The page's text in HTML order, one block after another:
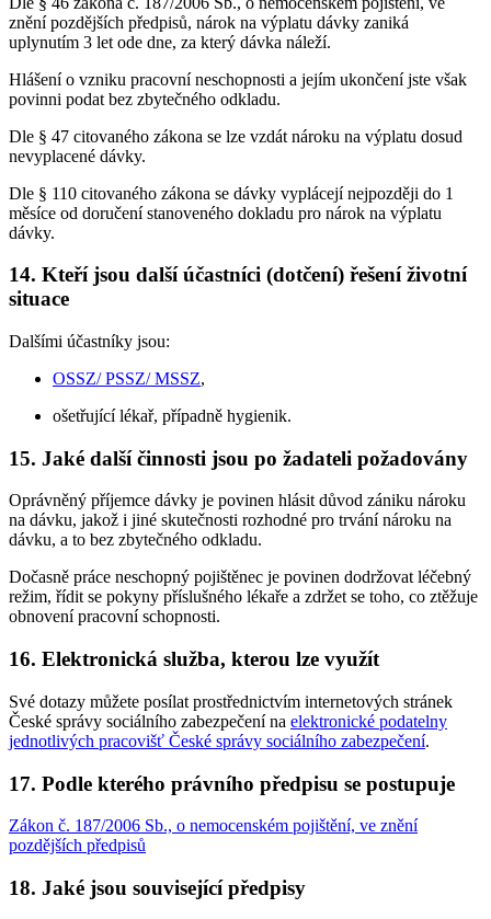
znění pozdějších předpisů, nárok na výplatu dávky zaniká
uplynutím 3 let ode dne, za který dávka náleží.
Hlášení o vzniku pracovní neschopnosti a jejím ukončení jste však
povinni podat bez zbytečného odkladu.
Dle § 47 citovaného zákona se lze vzdát nároku na výplatu dosud
nevyplacené dávky.
Dle § 110 citovaného zákona se dávky vyplácejí nejpozději do 1
měsíce od doručení stanoveného dokladu pro nárok na výplatu
dávky.
14. Kteří jsou další účastníci (dotčení) řešení životní
situace
Dalšími účastníky jsou:
OSSZ/ PSSZ/ MSSZ,
ošetřující lékař, případně hygienik.
15. Jaké další činnosti jsou po žadateli požadovány
Oprávněný příjemce dávky je povinen hlásit důvod zániku nároku
na dávku, jakož i jiné skutečnosti rozhodné pro trvání nároku na
dávku, a to bez zbytečného odkladu.
Dočasně práce neschopný pojištěnec je povinen dodržovat léčebný
režim, řídit se pokyny příslušného lékaře a zdržet se toho, co ztěžuje
obnovení pracovní schopnosti.
16. Elektronická služba, kterou lze využít
Své dotazy můžete posílat prostřednictvím internetových stránek
České správy sociálního zabezpečení na elektronické podatelny
jednotlivých pracovišť České správy sociálního zabezpečení.
17. Podle kterého právního předpisu se postupuje
Zákon č. 187/2006 Sb., o nemocenském pojištění, ve znění
pozdějších předpisů
18. Jaké jsou související předpisy